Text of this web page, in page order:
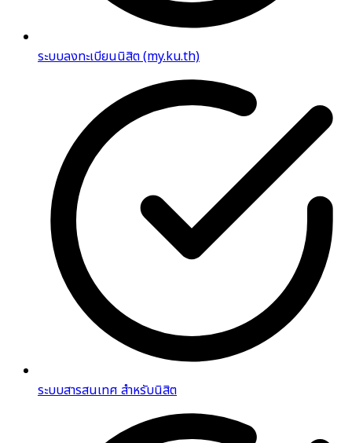
ระบบลงทะเบียนนิสิต (my.ku.th)
ระบบสารสนเทศ สำหรับนิสิต